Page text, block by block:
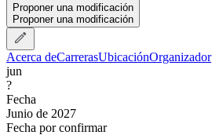
Proponer una modificación
Proponer una modificación
Acerca deCarrerasUbicaciónOrganizador
jun
?
Fecha
Junio de 2027
Fecha por confirmar